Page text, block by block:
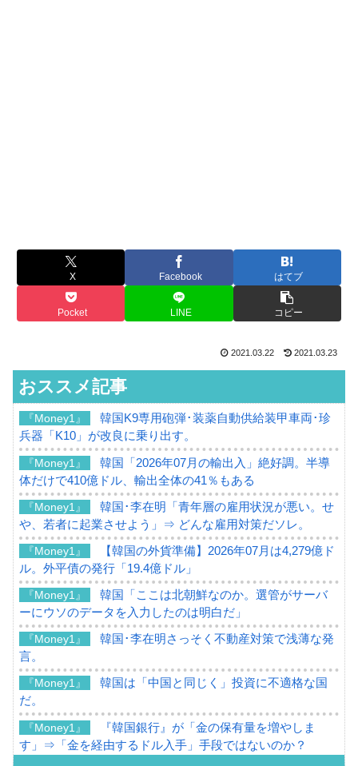
X Facebook はてブ
Pocket LINE コピー
2021.03.22 2021.03.23
おススメ記事
『Money1』
韓国K9専用砲弾･装薬自動供給装甲車両･珍
兵器「K10」が改良に乗り出す。
『Money1』
韓国「2026年07月の輸出入」絶好調。半導
体だけで410億ドル、輸出全体の41％もある
『Money1』
韓国･李在明「青年層の雇用状況が悪い。せ
や、若者に起業させよう」⇒ どんな雇用対策だソレ。
『Money1』
【韓国の外貨準備】2026年07月は4,279億ド
ル。外平債の発行「19.4億ドル」
『Money1』
韓国「ここは北朝鮮なのか。選管がサーバ
ーにウソのデータを入力したのは明白だ」
『Money1』
韓国･李在明さっそく不動産対策で浅薄な発
言。
『Money1』
韓国は「中国と同じく」投資に不適格な国
だ。
『Money1』
『韓国銀行』が「金の保有量を増やしま
す」⇒「金を経由するドル入手」手段ではないのか？